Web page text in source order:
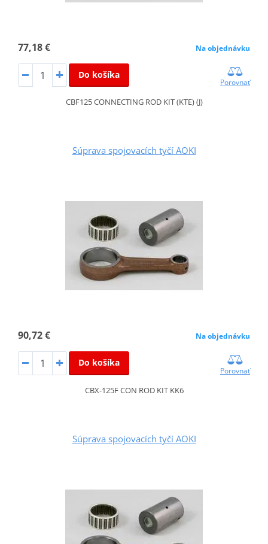
77,18 € Na objednávku
Do košíka
Porovnať
CBF125 CONNECTING ROD KIT (KTE) (J)
Súprava spojovacích tyčí AOKI
90,72 € Na objednávku
Do košíka
Porovnať
CBX-125F CON ROD KIT KK6
Súprava spojovacích tyčí AOKI